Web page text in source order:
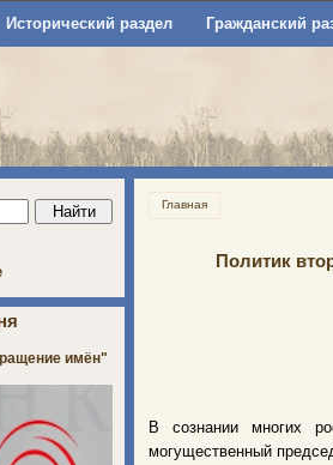
Исторический раздел Гражданский
Главная
Политик
В сознании многих
могущественный
имён"